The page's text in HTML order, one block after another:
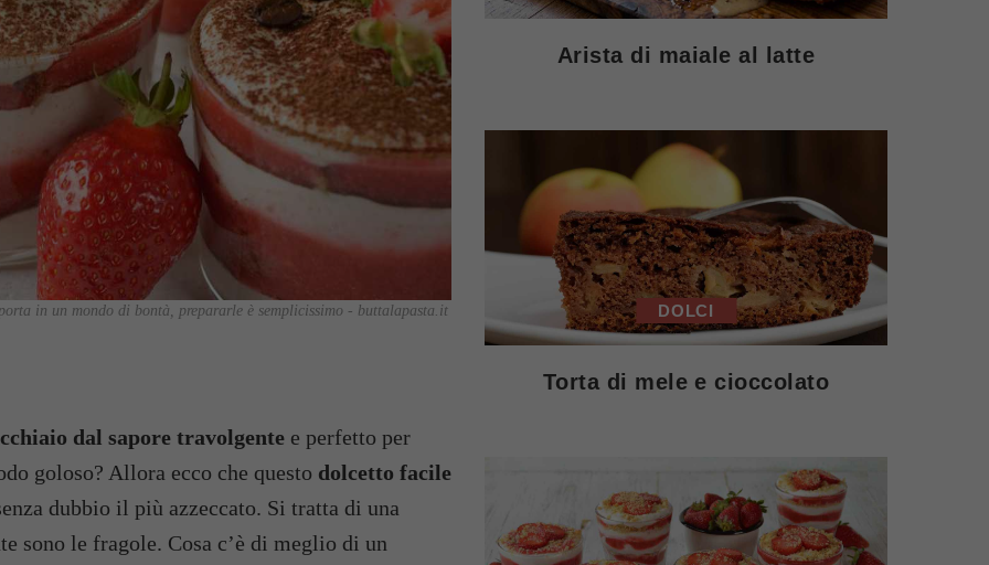
in un mondo di bontà, prepararle è semplicissimo - buttalapasta.it
dal sapore travolgente e perfetto per
goloso? Allora ecco che questo dolcetto facile
dubbio il più azzeccato. Si tratta di una
sono le fragole. Cosa c’è di meglio di un
Arista di maiale al latte
DOLCI
Torta di mele e cioccolato